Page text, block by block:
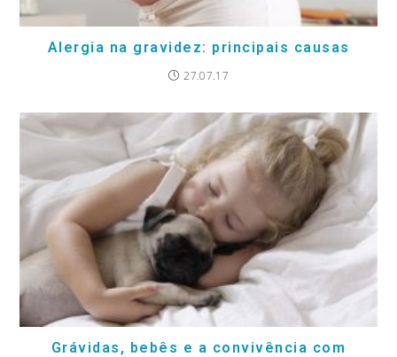
Alergia na gravidez: principais causas
27.07.17
Grávidas, bebês e a convivência com